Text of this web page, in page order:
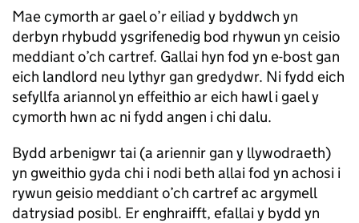
Mae cymorth ar gael o’r eiliad y byddwch yn
derbyn rhybudd ysgrifenedig bod rhywun yn ceisio
meddiant o’ch cartref. Gallai hyn fod yn e-bost gan
eich landlord neu lythyr gan gredydwr. Ni fydd eich
sefyllfa ariannol yn effeithio ar eich hawl i gael y
cymorth hwn ac ni fydd angen i chi dalu.
Bydd arbenigwr tai (a ariennir gan y llywodraeth)
yn gweithio gyda chi i nodi beth allai fod yn achosi i
rywun geisio meddiant o’ch cartref ac argymell
datrysiad posibl. Er enghraifft, efallai y bydd yn